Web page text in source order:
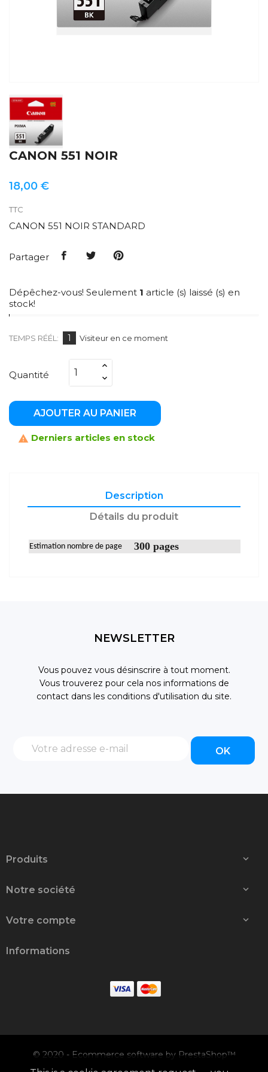
CANON 551 NOIR
18,00 €
TTC
CANON 551 NOIR STANDARD
Partager
Dépêchez-vous! Seulement 1 article (s) laissé (s) en
stock!
TEMPS RÉÉL: 1 Visiteur en ce moment
Quantité
AJOUTER AU PANIER
 Derniers articles en stock
Description
Détails du produit
Estimation nombre de page 300 pages
NEWSLETTER
Vous pouvez vous désinscrire à tout moment.
Vous trouverez pour cela nos informations de
contact dans les conditions d'utilisation du site.
Produits 
Notre société 
Votre compte 
Informations
© 2020 - Ecommerce software by PrestaShop™